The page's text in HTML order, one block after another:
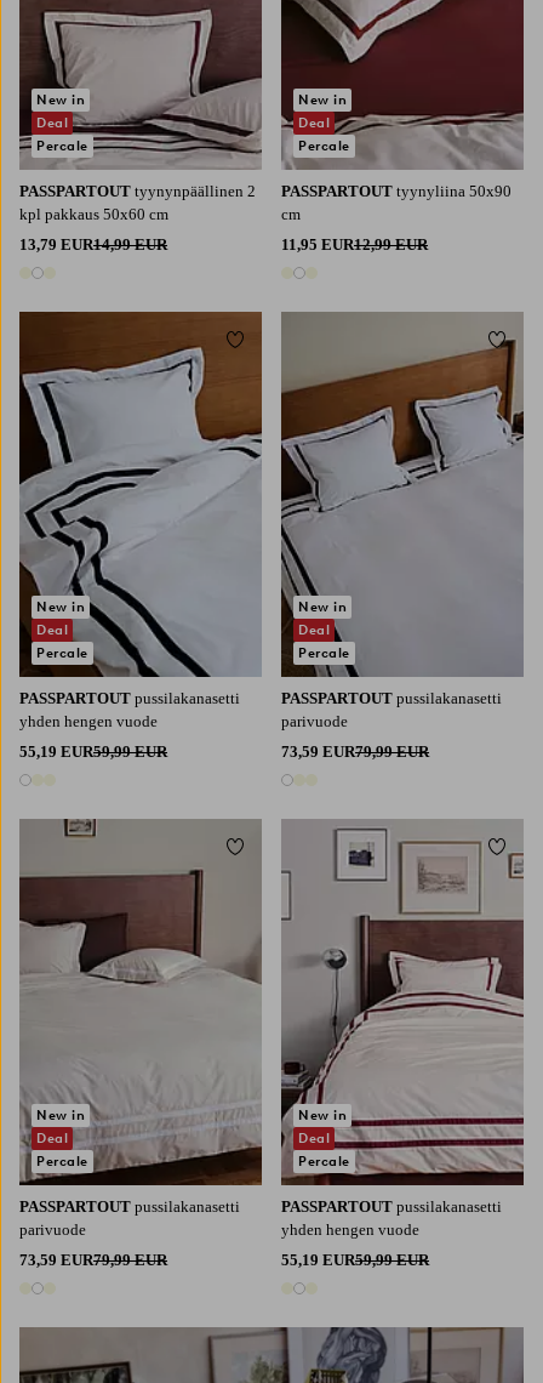
PASSPARTOUT tyynynpäällinen 2
kpl pakkaus 50x60 cm
13,79 EUR14,99 EUR
3 värejä
New in
Deal
Percale
PASSPARTOUT tyynyliina 50x90
cm
11,95 EUR12,99 EUR
3 värejä
New in
Deal
Percale
PASSPARTOUT pussilakanasetti
yhden hengen vuode
55,19 EUR59,99 EUR
3 värejä
New in
Deal
Percale
Lisää suosikkeihin
PASSPARTOUT pussilakanasetti
parivuode
73,59 EUR79,99 EUR
3 värejä
New in
Deal
Percale
Lisää
PASSPARTOUT pussilakanasetti
parivuode
73,59 EUR79,99 EUR
3 värejä
New in
Deal
Percale
Lisää suosikkeihin
PASSPARTOUT pussilakanasetti
yhden hengen vuode
55,19 EUR59,99 EUR
3 värejä
New in
Deal
Percale
Lisää